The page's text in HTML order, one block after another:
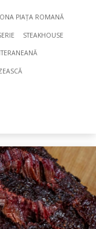
PIAȚA ROMANĂ
STEAKHOUSE